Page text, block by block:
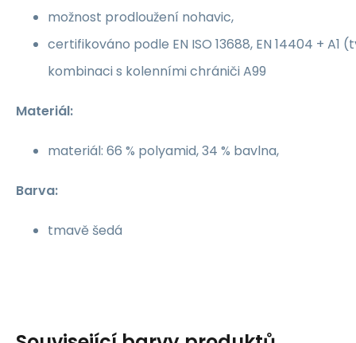
možnost prodloužení nohavic,
certifikováno podle EN ISO 13688, EN 14404 + A1
kombinaci s kolenními chrániči A99
Materiál:
materiál: 66 % polyamid, 34 % bavlna,
Barva:
tmavě šedá